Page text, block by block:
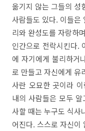
옮기지 않는 그들의 성
사람들도 있다. 이들은
리와 완성도를 자랑하
인간으로 전락시킨다.
에 자기에게 불리하거
로 만들고 자신에게 유
사란 오묘한 곳이라
내의 사람들은 모두
사할 때는 누구도 식사
어진다. 스스로 자신이